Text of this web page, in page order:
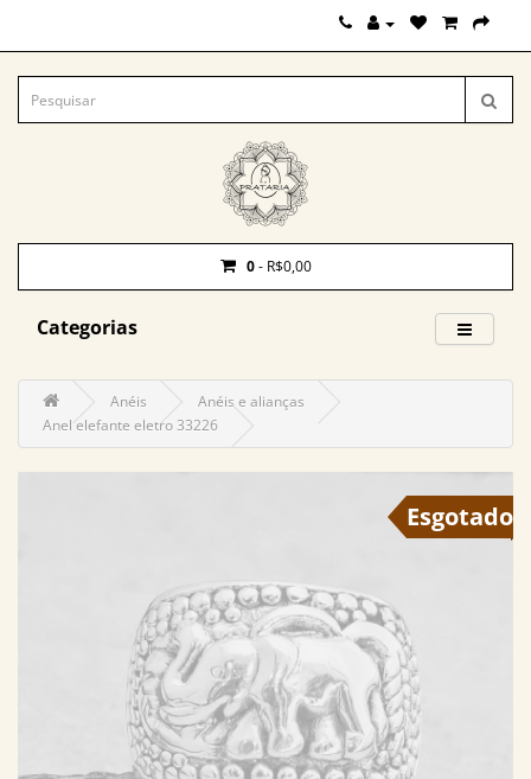
0- R$0,00
Categorias
Anéis
Anéis e alianças
Anel elefante eletro 33226